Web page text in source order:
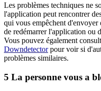
Les problèmes techniques ne
l'application peut rencontrer
qui vous empêchent d'envoyer
de redémarrer l'application ou
Vous pouvez également
Downdetectorpour voir si
problèmes similaires.
5 La personne vous a